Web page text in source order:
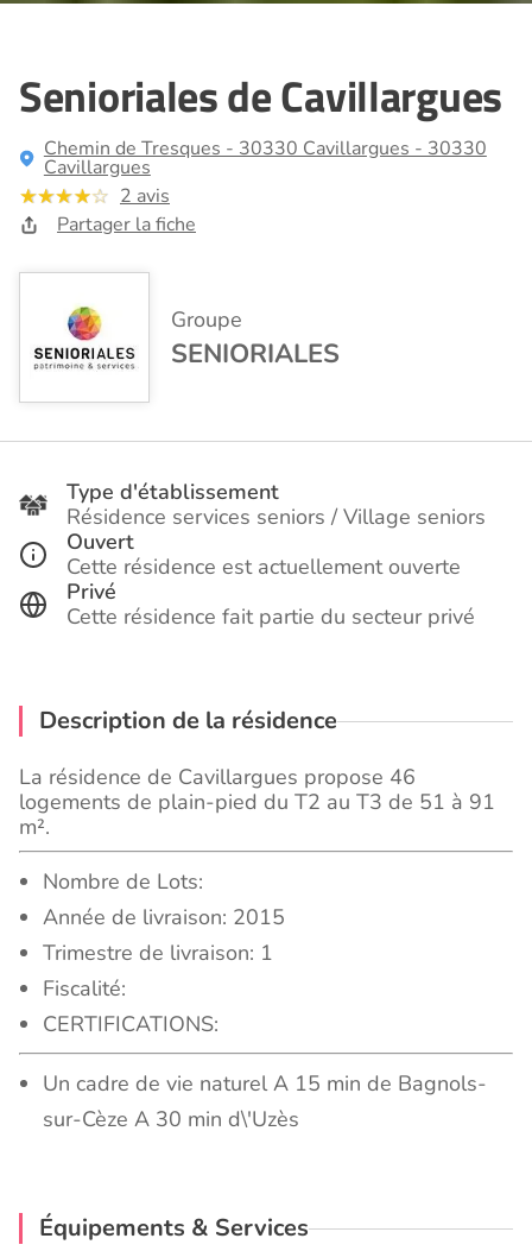
Senioriales de Cavillargues
Chemin de Tresques - 30330 Cavillargues - 30330
Cavillargues
2 avis
Partager la fiche
Groupe
SENIORIALES
Type d'établissement
Résidence services seniors / Village seniors
Ouvert
Cette résidence est actuellement ouverte
Privé
Cette résidence fait partie du secteur privé
Description de la résidence
La résidence de Cavillargues propose 46
logements de plain-pied du T2 au T3 de 51 à 91
m².
Nombre de Lots:
Année de livraison: 2015
Trimestre de livraison: 1
Fiscalité:
CERTIFICATIONS:
Un cadre de vie naturel A 15 min de Bagnols-
sur-Cèze A 30 min d\'Uzès
Équipements & Services